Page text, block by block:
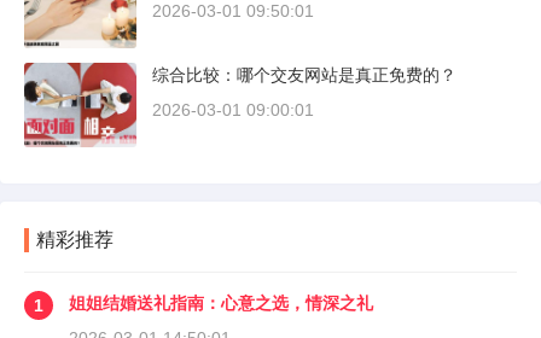
2026-03-01 09:50:01
综合比较：哪个交友网站是真正免费的？
2026-03-01 09:00:01
精彩推荐
1
姐姐结婚送礼指南：心意之选，情深之礼